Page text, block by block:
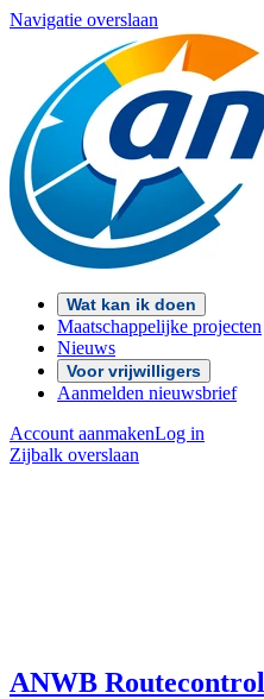
Navigatie overslaan
Wat kan ik doen
Maatschappelijke projecten
Nieuws
Voor vrijwilligers
Aanmelden nieuwsbrief
Account aanmakenLog in
Zijbalk overslaan
ANWB